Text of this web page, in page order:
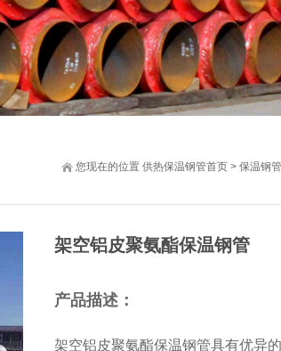
您现在的位置 供热保温钢管首页 > 保温钢
架空铝皮聚氨酯保温钢管
产品描述：
架空铝皮聚氨酯保温钢管具有优异